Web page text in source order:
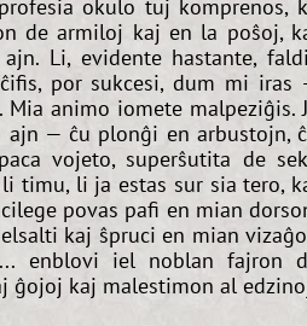
okulo tuj komprenos,
de armiloj kaj en la poŝoj,
Li, evidente hastante,
por sukcesi, dum mi iras
animo iomete malpeziĝis.
— ĉu plonĝi en arbustojn,
vojeto, superŝutita de
timu, li ja estas sur sia tero,
povas pafi en mian
kaj ŝpruci en mian
enblovi iel noblan fajron
ĝojoj kaj malestimon al